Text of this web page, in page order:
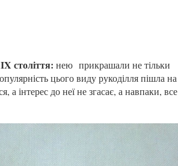
століття: нею прикрашали не тільки
цього виду рукоділля пішла на
інтерес до неї не згасає, а навпаки, все